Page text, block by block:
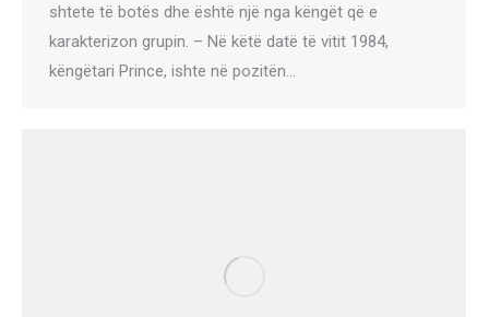
shtete të botës dhe është një nga këngët që e
karakterizon grupin. – Në këtë datë të vitit 1984,
këngëtari Prince, ishte në pozitën…